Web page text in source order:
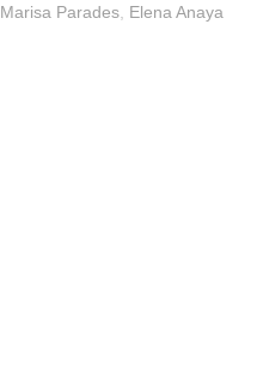
Marisa Parades Elena Anaya